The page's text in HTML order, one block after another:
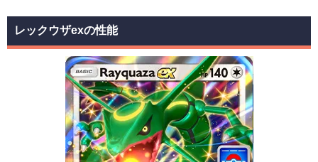
レックウザexの性能